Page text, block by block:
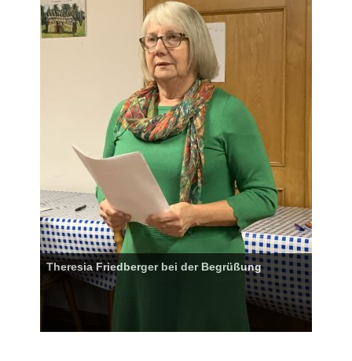
Theresia Friedberger bei der Begrüßung